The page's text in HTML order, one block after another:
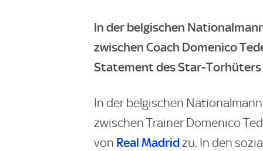
In der belgischen
zwischen Coach Domenico
Statement des Star-Torhüters
In der belgischen
zwischen Trainer Domenico
von Real Madridzu. In den